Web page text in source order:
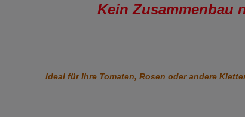
Kein Zusammenbau
Ideal für Ihre Tomaten, Rosen oder andere